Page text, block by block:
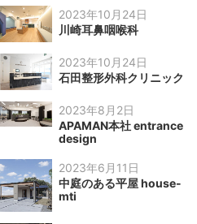
2023年10月24日
川崎耳鼻咽喉科
2023年10月24日
石田整形外科クリニック
2023年8月2日
APAMAN本社 entrance
design
2023年6月11日
中庭のある平屋 house-
mti